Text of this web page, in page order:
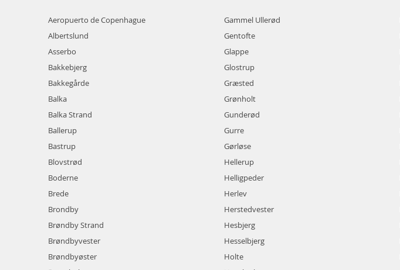
Aeropuerto de Copenhague
Albertslund
Asserbo
Bakkebjerg
Bakkegårde
Balka
Balka Strand
Ballerup
Bastrup
Blovstrød
Boderne
Brede
Brondby
Brøndby Strand
Brøndbyvester
Brøndbyøster
Gammel Ullerød
Gentofte
Glappe
Glostrup
Græsted
Grønholt
Gunderød
Gurre
Gørløse
Hellerup
Helligpeder
Herlev
Herstedvester
Hesbjerg
Hesselbjerg
Holte